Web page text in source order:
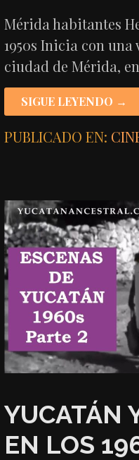
Mérida habitantes
1950s Inicia con
ciudad de Mérida,
SIGUE LEYENDO →
PUBLICADO EN:
YUCATÁN
EN LOS